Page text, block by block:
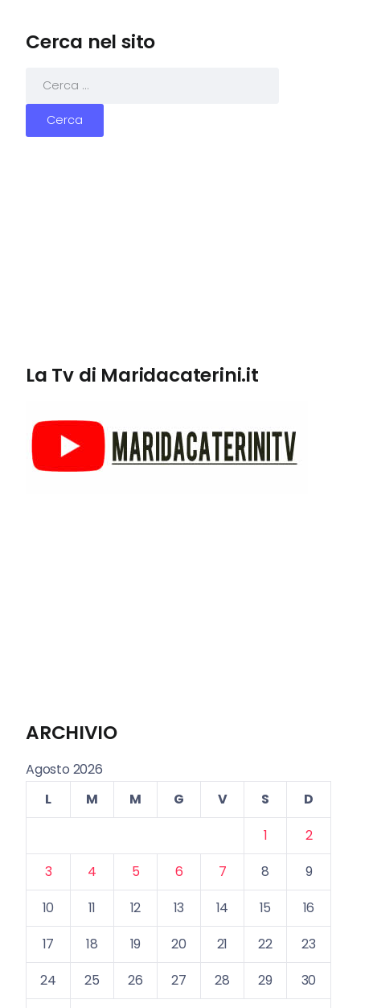
Cerca nel sito
La Tv di Maridacaterini.it
ARCHIVIO
Agosto 2026
L
M M G V S
D
1
2
3
4 5 6 7 8
9
10
11 12 13 14 15
16
17
18 19 20 21 22
23
24
25 26 27 28 29
30